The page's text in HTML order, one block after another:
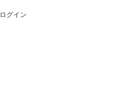
ログイン